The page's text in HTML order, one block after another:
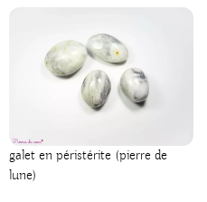
galet en péristérite (pierre de
lune)